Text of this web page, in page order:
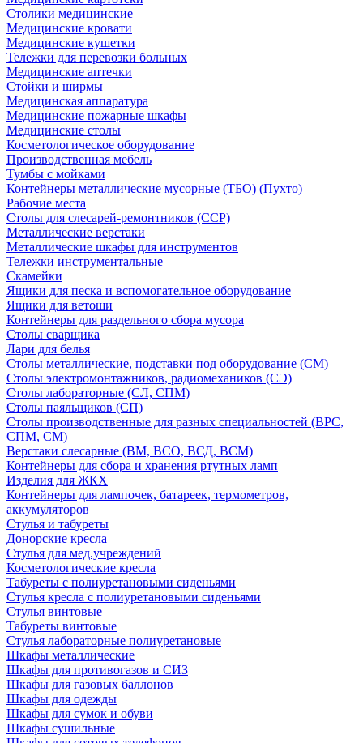
Столики медицинские
Медицинские кровати
Медицинские кушетки
Тележки для перевозки больных
Медицинские аптечки
Стойки и ширмы
Медицинская аппаратура
Медицинские пожарные шкафы
Медицинские столы
Косметологическое оборудование
Производственная мебель
Тумбы с мойками
Контейнеры металлические мусорные (ТБО) (Пухто)
Рабочие места
Столы для слесарей-ремонтников (ССР)
Металлические верстаки
Металлические шкафы для инструментов
Тележки инструментальные
Скамейки
Ящики для песка и вспомогательное оборудование
Ящики для ветоши
Контейнеры для раздельного сбора мусора
Столы сварщика
Лари для белья
Столы металлические, подставки под оборудование (СМ)
Столы электромонтажников, радиомехаников (СЭ)
Столы лабораторные (СЛ, СПМ)
Столы паяльщиков (СП)
Столы производственные для разных специальностей (ВРС,
СПМ, СМ)
Верстаки слесарные (ВМ, ВСО, ВСД, ВСМ)
Контейнеры для сбора и хранения ртутных ламп
Изделия для ЖКХ
Контейнеры для лампочек, батареек, термометров,
аккумуляторов
Стулья и табуреты
Донорские кресла
Стулья для мед.учреждений
Косметологические кресла
Табуреты с полиуретановыми сиденьями
Стулья кресла с полиуретановыми сиденьями
Стулья винтовые
Табуреты винтовые
Стулья лабораторные полиуретановые
Шкафы металлические
Шкафы для противогазов и СИЗ
Шкафы для газовых баллонов
Шкафы для одежды
Шкафы для сумок и обуви
Шкафы сушильные